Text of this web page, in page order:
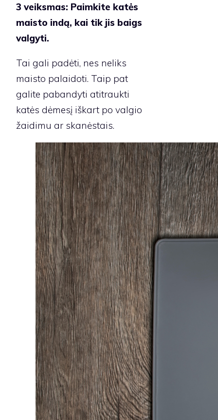
3 veiksmas: Paimkite katės
maisto indą, kai tik jis baigs
valgyti.
Tai gali padėti, nes neliks
maisto palaidoti. Taip pat
galite pabandyti atitraukti
katės dėmesį iškart po valgio
žaidimu ar skanėstais.